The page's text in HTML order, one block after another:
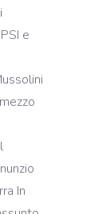
e
In